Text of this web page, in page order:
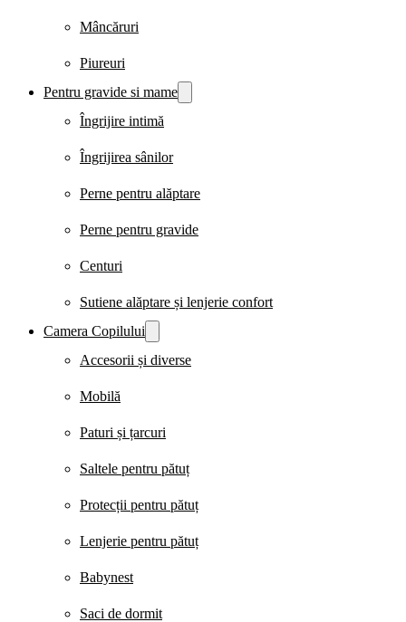
Mâncăruri
Piureuri
Pentru gravide si mame
Îngrijire intimă
Îngrijirea sânilor
Perne pentru alăptare
Perne pentru gravide
Centuri
Sutiene alăptare și lenjerie confort
Camera Copilului
Accesorii și diverse
Mobilă
Paturi și țarcuri
Saltele pentru pătuț
Protecții pentru pătuț
Lenjerie pentru pătuț
Babynest
Saci de dormit